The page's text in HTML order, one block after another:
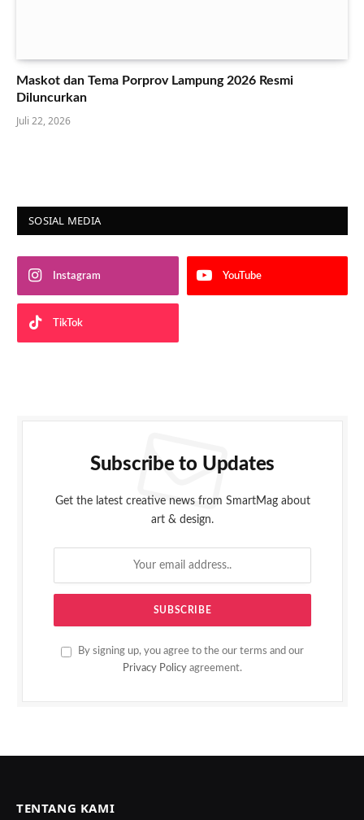
Maskot dan Tema Porprov Lampung 2026 Resmi
Diluncurkan
Juli 22, 2026
SOSIAL MEDIA
Instagram YouTube
TikTok
Subscribe to Updates
Get the latest creative news from SmartMag about
art & design.
By signing up, you agree to the our terms and our
Privacy Policy agreement.
TENTANG KAMI